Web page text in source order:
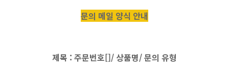
문의 메일 양식 안내
제목 : 주문번호[]/ 상품명/ 문의 유형